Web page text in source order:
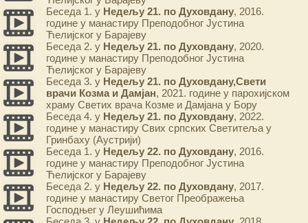
Беседа 1. у Недељу 21. по Духовдану, 2016.
године у манастиру Преподобног Јустина
Ћелијског у Барајеву
Беседа 2. у Недељу 21. по Духовдану, 2020.
године у манастиру Преподобног Јустина
Ћелијског у Барајеву
Беседа 3. у Недељу 21. по Духовдану,Свети
врачи Козма и Дамјан, 2021. године у парохијском
храму Светих врача Козме и Дамјана у Бору
Беседа 4. у Недељу 21. по Духовдану, 2022.
године у манастиру Свих српских Светитеља у
Гринбаху (Аустрији)
Беседа 1. у Недељу 22. по Духовдану, 2016.
године у манастиру Преподобног Јустина
Ћелијског у Барајеву
Беседа 2. у Недељу 22. по Духовдану, 2017.
године у манастиру Светог Преображења
Господњег у Леушићима